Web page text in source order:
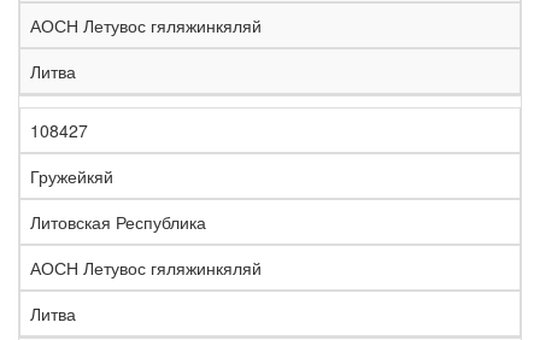
К
о
д
Н
а
з
в
а
н
и
е
т
а
н
а
н
а
я
о
о
а
е
и
н
АОСН Летувос гяляжинкяляй
Литва
108427
Гружейкяй
Литовская Республика
АОСН Летувос гяляжинкяляй
Литва